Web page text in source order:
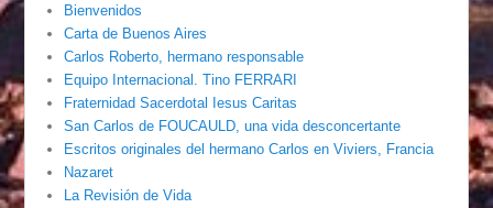
Bienvenidos
Carta de Buenos Aires
Carlos Roberto, hermano responsable
Equipo Internacional. Tino FERRARI
Fraternidad Sacerdotal Iesus Caritas
San Carlos de FOUCAULD, una vida desconcertante
Escritos originales del hermano Carlos en Viviers, Francia
Nazaret
La Revisión de Vida